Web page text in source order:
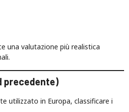
una valutazione più realistica
precedente)
utilizzato in Europa, classificare i